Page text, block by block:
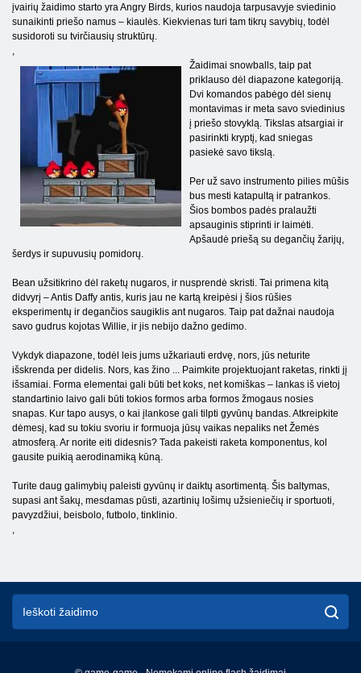
įvairių žaidimo starto yra Angry Birds, kurios naudoja tarpusavyje sviedinio
sunaikinti priešo namus – kiaulės. Kiekvienas turi tam tikrų savybių, todėl
susidoroti su tvirčiausių struktūrų.
,
Žaidimai snowballs, taip pat
priklauso dėl diapazone kategoriją.
Dvi komandos pabėgo dėl sienų
montavimas ir meta savo sviedinius
į priešo stovyklą. Tikslas atsargiai ir
pasirinkti kryptį, kad sniegas
pasiekė savo tikslą.
Per už savo instrumento pilies mūšis
bus mesti katapultą ir patrankos.
Šios bombos padės pralaužti
apsauginis stiprinti ir laimėti.
Apšaudė priešą su degančių žarijų,
šerdys ir supuvusių pomidorų.
Bean užsitikrino dėl raketų nugaros, ir nusprendė skristi. Tai primena kitą
didvyrį – Antis Daffy antis, kuris jau ne kartą kreipėsi į šios rūšies
eksperimentų ir degančios saugiklis ant nugaros. Taip pat dažnai naudoja
savo gudrus kojotas Willie, ir jis nebijo dažno gedimo.
Vykdyk diapazone, todėl leis jums užkariauti erdvę, nors, jūs neturite
išskrenda per didelis. Nors, kas žino ... Paimkite projektuojant raketas, rinkti jį
išsamiai. Forma elementai gali būti bet koks, net komiškas – lankas iš vietoj
standartinio laivo gali būti tokios formos arba formos žmogaus nosies
snapas. Kur tapo ausys, o kai įlankose gali tilpti gyvūnų bandas. Atkreipkite
dėmesį, kad su tokiu svoriu ir formuoja jūsų vaikas nepaliks net Žemės
atmosferą. Ar norite eiti didesnis? Tada pakeisti raketa komponentus, kol
gausite puikią aerodinamiką kūną.
Turite daug galimybių paleisti gyvūnų ir daiktų asortimentą. Šis baltymas,
supasi ant šakų, mesdamas pūsti, azartinių lošimų užsieniečių ir sportuoti,
pavyzdžiui, beisbolo, futbolo, tinklinio.
,